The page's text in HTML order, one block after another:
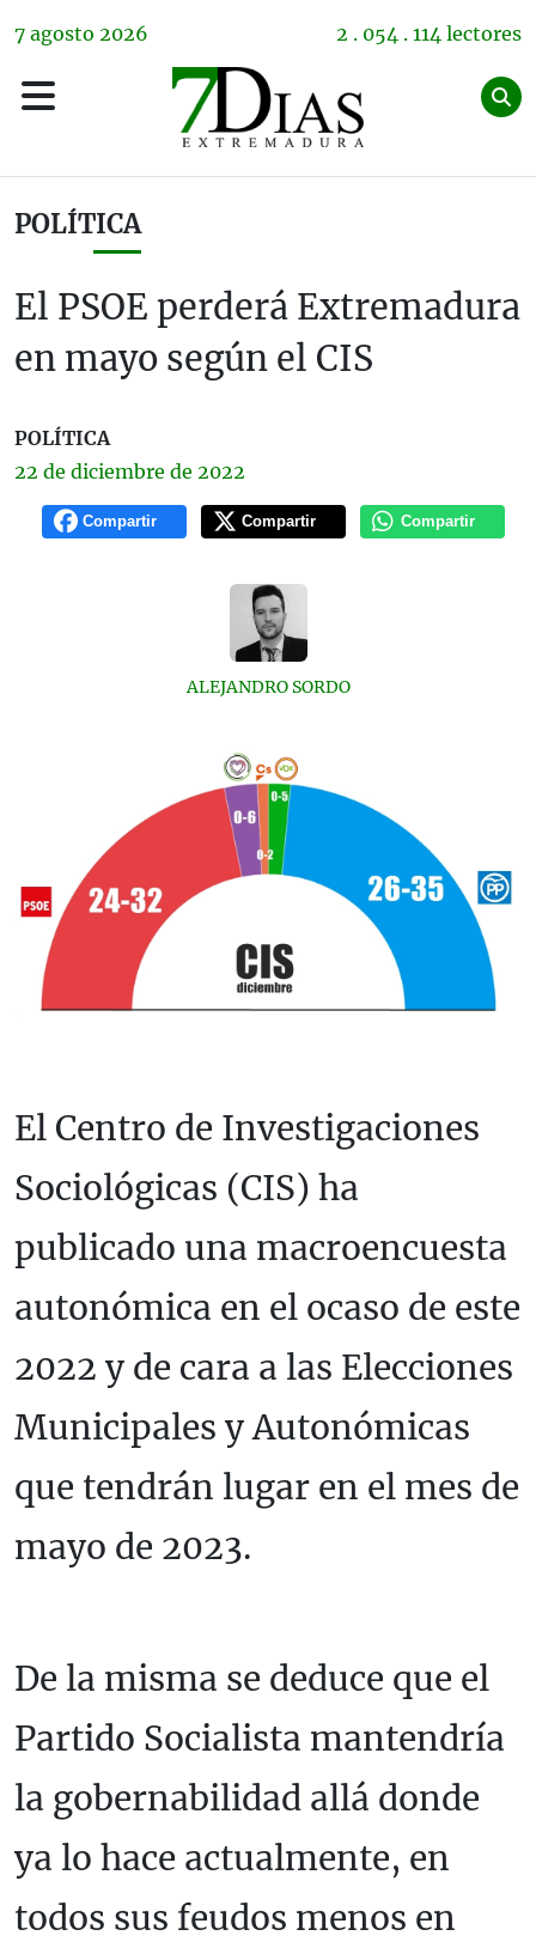
7 agosto 2026 2 . 054 . 114 lectores
POLÍTICA
El PSOE perderá Extremadura
en mayo según el CIS
POLÍTICA
22 de diciembre de 2022
Compartir Compartir Compartir
ALEJANDRO SORDO
El Centro de Investigaciones
Sociológicas (CIS) ha
publicado una macroencuesta
autonómica en el ocaso de este
2022 y de cara a las Elecciones
Municipales y Autonómicas
que tendrán lugar en el mes de
mayo de 2023.
De la misma se deduce que el
Partido Socialista mantendría
la gobernabilidad allá donde
ya lo hace actualmente, en
todos sus feudos menos en